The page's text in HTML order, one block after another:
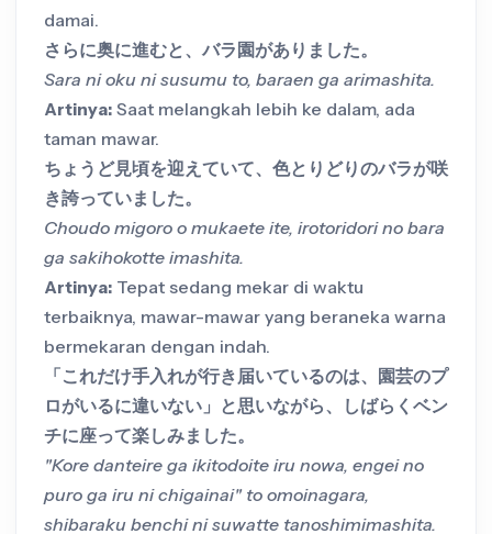
damai.
さらに奥に進むと、バラ園がありました。
Sara ni oku ni susumu to, baraen ga arimashita.
Artinya: Saat melangkah lebih ke dalam, ada
taman mawar.
ちょうど見頃を迎えていて、色とりどりのバラが咲
き誇っていました。
Choudo migoro o mukaete ite, irotoridori no bara
ga sakihokotte imashita.
Artinya: Tepat sedang mekar di waktu
terbaiknya, mawar-mawar yang beraneka warna
bermekaran dengan indah.
「これだけ手入れが行き届いているのは、園芸のプ
ロがいるに違いない」と思いながら、しばらくベン
チに座って楽しみました。
"Kore danteire ga ikitodoite iru nowa, engei no
puro ga iru ni chigainai" to omoinagara,
shibaraku benchi ni suwatte tanoshimimashita.